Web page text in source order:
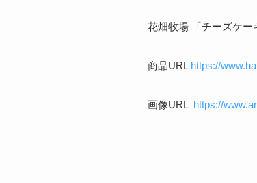
花畑牧場 「チーズケー
商品URL https://
画像URL https://